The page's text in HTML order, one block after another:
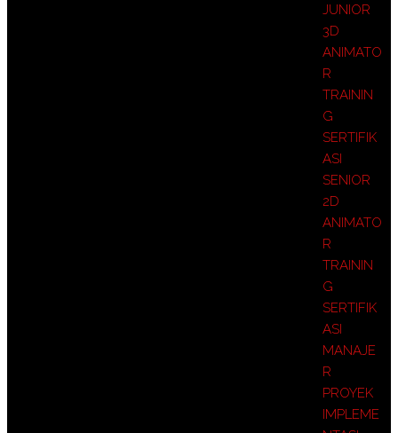
JUNIOR
3D
ANIMATO
R
TRAININ
G
SERTIFIK
ASI
SENIOR
2D
ANIMATO
R
TRAININ
G
SERTIFIK
ASI
MANAJE
R
PROYEK
IMPLEME